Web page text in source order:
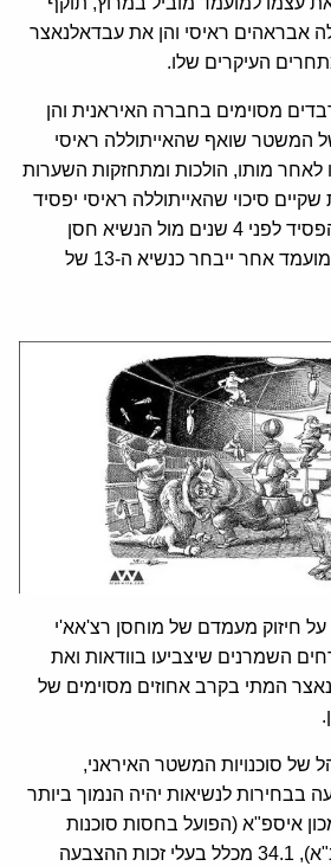
אבראהים ראיסי והן את עבדאלנאצר
העיקרים שלו.
מסוימים בחברה האיראנית והן
המשטר שואף שהאייתוללה ראיסי
לאחר מותו, הולכות ומתחזקות השערות
סיכוי שהאייתוללה ראיסי יפסיד
דווקא בבחירות (כפי שהפסיד לפני 4 שנים מול הנשיא חסן
רוחאני) ובאופן מפתיע, מועמד אחר ייבחר כנשיא ה-13 של
חיזוק מעמדם של מוחסן רצ'אא'י
השמרנים שיצביעו בוודאות ואת
המתי בקרב אחוזים מסוימים של
של סוכנויות המשטר האיראני,
בבחירות לנשיאות יהיה הנמוך ביותר
איספ"א (הפועל בחסות סוכנות
הידיעות האיראנית איסנ"א), 34.1 מכלל בעלי זכות ההצבעה